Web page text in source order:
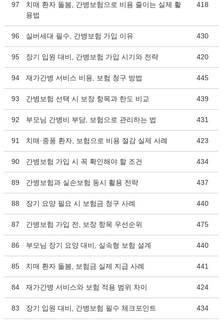
97
치매 환자 돌봄, 간병보험으로 비용 줄이는 실제 활
용법
418
96 실버세대 필수, 간병보험 가입 이유 430
95 장기 입원 대비, 간병보험 가입 시기와 전략 420
94 재가간병 서비스 비용, 보험 청구 방법 445
93 간병보험 선택 시 보장 항목과 한도 비교 439
92 부모님 간병비 부담, 보험으로 관리하는 법 431
91 치매·중풍 환자, 보험으로 비용 절감 실제 사례 423
90 간병보험 가입 시 꼭 확인해야 할 조건 434
89 간병보험과 실손보험 동시 활용 전략 437
88 장기 요양 필요 시 보험금 청구 사례 440
87 간병보험 가입 전, 보장 항목 우선순위 475
86 부모님 장기 요양 대비, 실속형 보험 설계 440
85 치매 환자 돌봄, 보험금 실제 지급 사례 441
84 재가간병 서비스와 보험 적용 범위 차이 424
83 장기 입원 대비, 간병보험 필수 체크포인트 434